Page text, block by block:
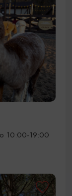
10:00-19:00